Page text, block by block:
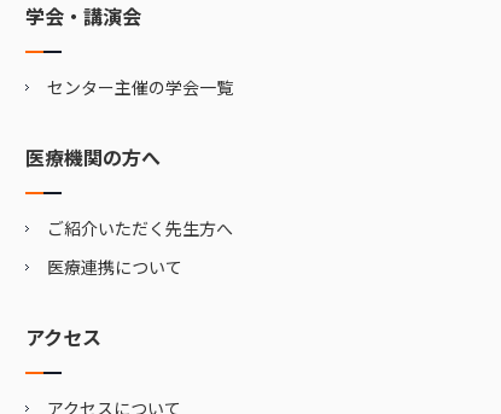
学会・講演会
センター主催の学会一覧
医療機関の方へ
ご紹介いただく先生方へ
医療連携について
アクセス
アクセスについて